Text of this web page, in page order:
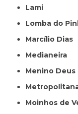
Lami
Lomba do
Marcílio Dias
Medianeira
Menino Deus
Moinhos de